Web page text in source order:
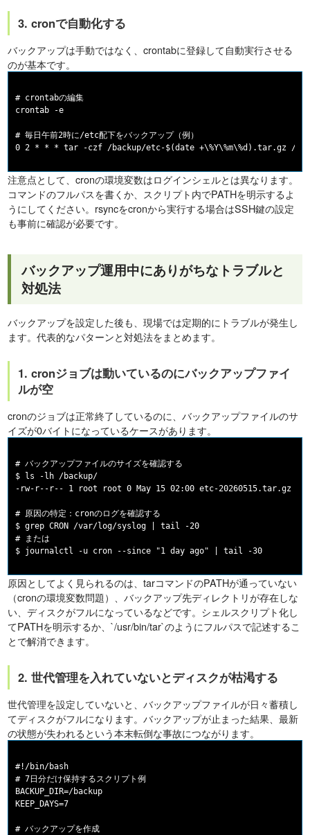
3. cronで自動化する
バックアップは手動ではなく、crontabに登録して自動実行させる
のが基本です。
# crontabの編集
crontab -e
# 毎日午前2時に/etc配下をバックアップ（例）
注意点として、cronの環境変数はログインシェルとは異なります。
コマンドのフルパスを書くか、スクリプト内でPATHを明示するよ
うにしてください。rsyncをcronから実行する場合はSSH鍵の設定
も事前に確認が必要です。
バックアップ運用中にありがちなトラブルと
対処法
バックアップを設定した後も、現場では定期的にトラブルが発生し
ます。代表的なパターンと対処法をまとめます。
1. cronジョブは動いているのにバックアップファイ
ルが空
cronのジョブは正常終了しているのに、バックアップファイルのサ
イズが0バイトになっているケースがあります。
# バックアップファイルのサイズを確認する
$ ls -lh /backup/
-rw-r--r-- 1 root root 0 May 15 02:00 etc-20260515.tar.gz
# 原因の特定：cronのログを確認する
$ grep CRON /var/log/syslog | tail -20
# または
原因としてよく見られるのは、tarコマンドのPATHが通っていない
（cronの環境変数問題）、バックアップ先ディレクトリが存在しな
い、ディスクがフルになっているなどです。シェルスクリプト化し
てPATHを明示するか、`/usr/bin/tar`のようにフルパスで記述するこ
とで解消できます。
2. 世代管理を入れていないとディスクが枯渇する
世代管理を設定していないと、バックアップファイルが日々蓄積し
てディスクがフルになります。バックアップが止まった結果、最新
の状態が失われるという本末転倒な事故につながります。
#!/bin/bash
# 7日分だけ保持するスクリプト例
BACKUP_DIR=/backup
KEEP_DAYS=7
# バックアップを作成